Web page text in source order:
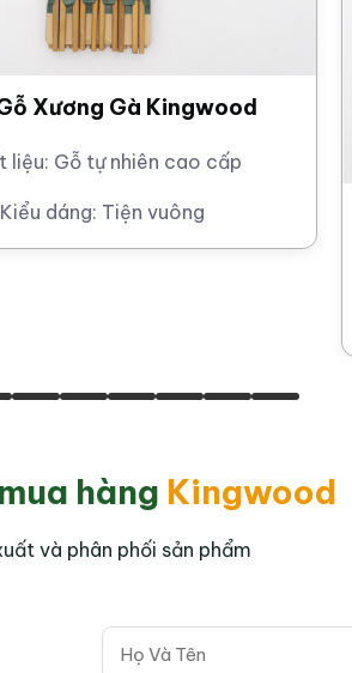
phù hợp cho
xuất quy mô lớn với máy móc
ứng tốt đơn hàng lớn cho:
theo từng công đoạn, đảm bảo sự
doanh nghiệp.
đũa gỗ theo:
Xương Gà Kingwood
liệu: Gỗ tự nhiên cao cấp
Kiểu dáng: Tiện vuông
hàng Kingwood
và phân phối sản phẩm